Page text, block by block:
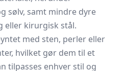
sølv, samt mindre dyre
eller kirurgisk stål.
med sten, perler eller
hvilket gør dem til et
tilpasses enhver stil og